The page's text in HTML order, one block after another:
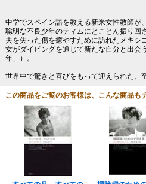
中学でスペイン語を教える新米女性教師が、
聡明な不良少年のティムにとことん振り回
夫を失った傷を癒やすために訪れたメキシ
女がダイビングを通じて新たな自分と出会
年」）。
世界中で驚きと喜びをもって迎えられた、
この商品をご覧のお客様は、こんな商品も